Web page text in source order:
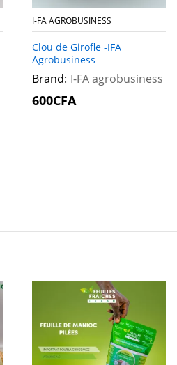
I-FA AGROBUSINESS
Clou de Girofle -IFA
Agrobusiness
Brand: I-FA agrobusiness
600CFA
600CFA